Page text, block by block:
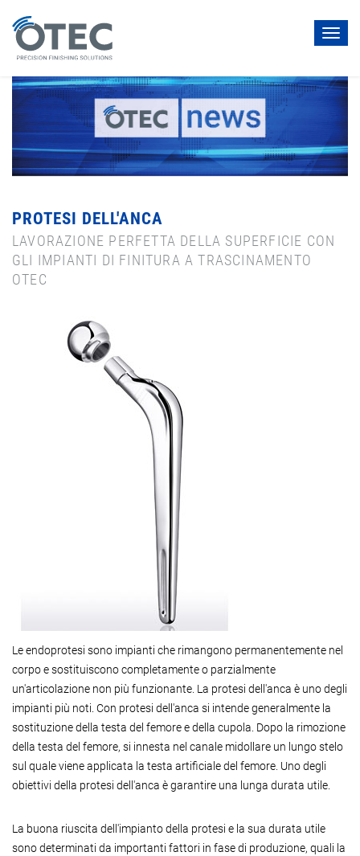
PROTESI DELL'ANCA
LAVORAZIONE PERFETTA DELLA SUPERFICIE CON
GLI IMPIANTI DI FINITURA A TRASCINAMENTO
OTEC
Le endoprotesi sono impianti che rimangono permanentemente nel
corpo e sostituiscono completamente o parzialmente
un'articolazione non più funzionante. La protesi dell'anca è uno degli
impianti più noti. Con protesi dell'anca si intende generalmente la
sostituzione della testa del femore e della cupola. Dopo la rimozione
della testa del femore, si innesta nel canale midollare un lungo stelo
sul quale viene applicata la testa artificiale del femore. Uno degli
obiettivi della protesi dell'anca è garantire una lunga durata utile.
La buona riuscita dell'impianto della protesi e la sua durata utile
sono determinati da importanti fattori in fase di produzione, quali la